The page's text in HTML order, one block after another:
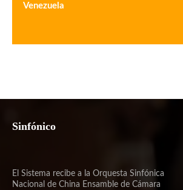
Venezuela
Sinfónico
El Sistema recibe a la Orquesta Sinfónica
Nacional de China Ensamble de Cámara